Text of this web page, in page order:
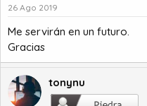
26 Ago 2019
Me servirán en un futuro.
Gracias
tonynu